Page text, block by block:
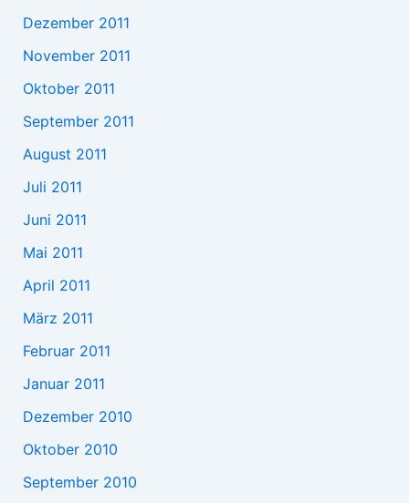
Dezember 2011
November 2011
Oktober 2011
September 2011
August 2011
Juli 2011
Juni 2011
Mai 2011
April 2011
März 2011
Februar 2011
Januar 2011
Dezember 2010
Oktober 2010
September 2010